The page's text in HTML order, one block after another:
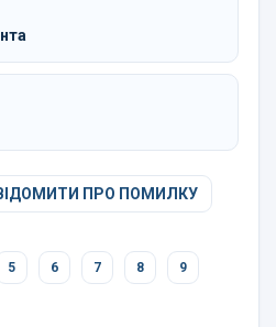
ПРО ПОМИЛКУ
5 6 7 8 9